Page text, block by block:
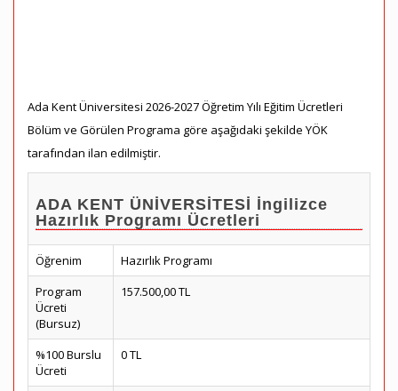
Ada Kent Üniversitesi 2026-2027 Öğretim Yılı Eğitim Ücretleri
Bölüm ve Görülen Programa göre aşağıdaki şekilde YÖK
tarafından ilan edilmiştir.
ADA KENT ÜNİVERSİTESİ İngilizce
Hazırlık Programı Ücretleri
Öğrenim
Hazırlık Programı
Program
Ücreti
(Bursuz)
157.500,00 TL
%100 Burslu
Ücreti
0 TL